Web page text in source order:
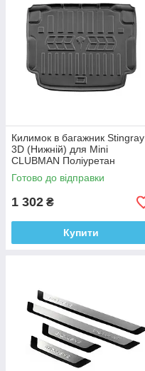
Килимок в багажник Stingray
3D (Нижній) для Mini
CLUBMAN Поліуретан
Готово до відправки
1 302 ₴
Купити